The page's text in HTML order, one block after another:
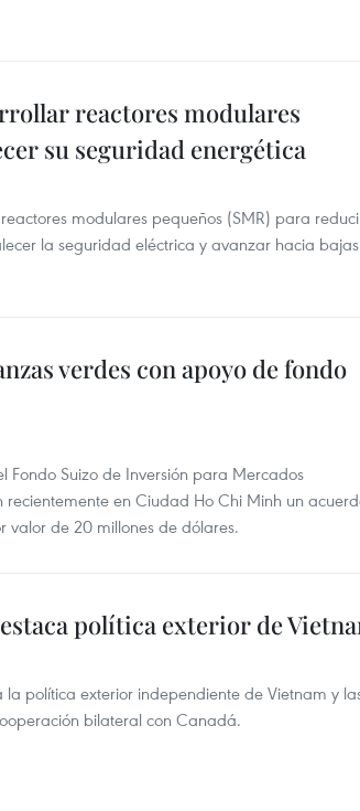
reactores modulares
su seguridad energética
modulares pequeños (SMR) para
la seguridad eléctrica y avanzar hacia bajas
verdes con apoyo de fondo
Fondo Suizo de Inversión para Mercados
recientemente en Ciudad Ho Chi Minh un
valor de 20 millones de dólares.
política exterior de
política exterior independiente de Vietnam y
bilateral con Canadá.